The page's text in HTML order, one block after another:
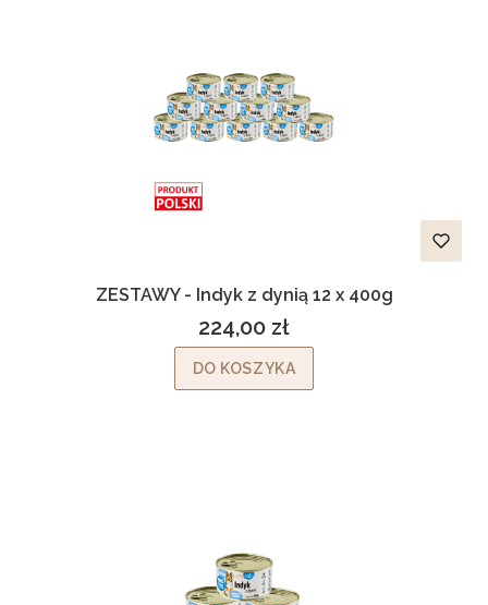
ZESTAWY - Indyk z dynią 12 x 400g
Cena
224,00 zł
DO KOSZYKA